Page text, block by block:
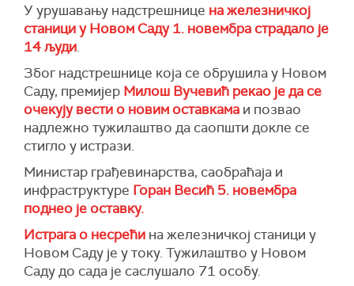
У урушавању надстрешнице на железничкој
станици у Новом Саду 1. новембра страдало је
14 људи.
Због надстрешнице која се обрушила у Новом
Саду, премијер Милош Вучевић рекао је да се
очекују вести о новим оставкама и позвао
надлежно тужилаштво да саопшти докле се
стигло у истрази.
Министар грађевинарства, саобраћаја и
инфраструктуре Горан Весић 5. новембра
поднео је оставку.
Истрага о несрећи на железничкој станици у
Новом Саду је у току. Тужилаштво у Новом
Саду до сада је саслушало 71 особу.